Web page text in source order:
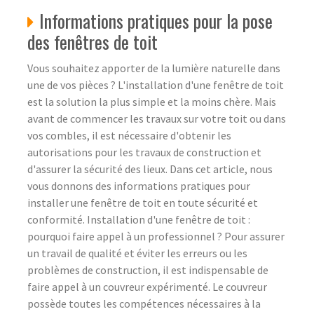
Informations pratiques pour la pose
des fenêtres de toit
Vous souhaitez apporter de la lumière naturelle dans
une de vos pièces ? L'installation d'une fenêtre de toit
est la solution la plus simple et la moins chère. Mais
avant de commencer les travaux sur votre toit ou dans
vos combles, il est nécessaire d'obtenir les
autorisations pour les travaux de construction et
d'assurer la sécurité des lieux. Dans cet article, nous
vous donnons des informations pratiques pour
installer une fenêtre de toit en toute sécurité et
conformité. Installation d'une fenêtre de toit :
pourquoi faire appel à un professionnel ? Pour assurer
un travail de qualité et éviter les erreurs ou les
problèmes de construction, il est indispensable de
faire appel à un couvreur expérimenté. Le couvreur
possède toutes les compétences nécessaires à la